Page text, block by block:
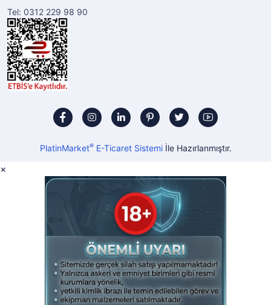
Tel: 0312 229 98 90
PlatinMarket®E-Ticaret Sistemiİle Hazırlanmıştır.
×